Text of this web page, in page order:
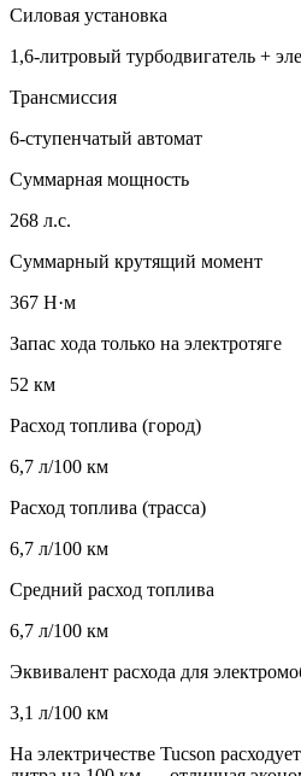
Силовая установка
1,6-литровый турбодвигатель +
Трансмиссия
6-ступенчатый автомат
Суммарная мощность
268 л.с.
Суммарный крутящий момент
367 Н·м
Запас хода только на электротяге
52 км
Расход топлива (город)
6,7 л/100 км
Расход топлива (трасса)
6,7 л/100 км
Средний расход топлива
6,7 л/100 км
Эквивалент расхода для
3,1 л/100 км
На электричестве Tucson